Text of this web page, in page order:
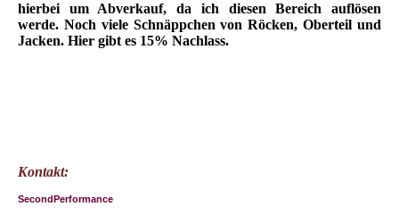
hierbei um Abverkauf, da ich diesen Bereich auflösen
werde. Noch viele Schnäppchen von Röcken, Oberteil und
Jacken. Hier gibt es 15% Nachlass.
Kontakt:
SecondPerformance